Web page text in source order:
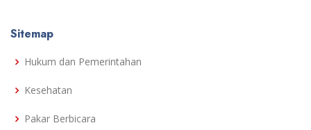
Sitemap
Hukum dan Pemerintahan
Kesehatan
Pakar Berbicara